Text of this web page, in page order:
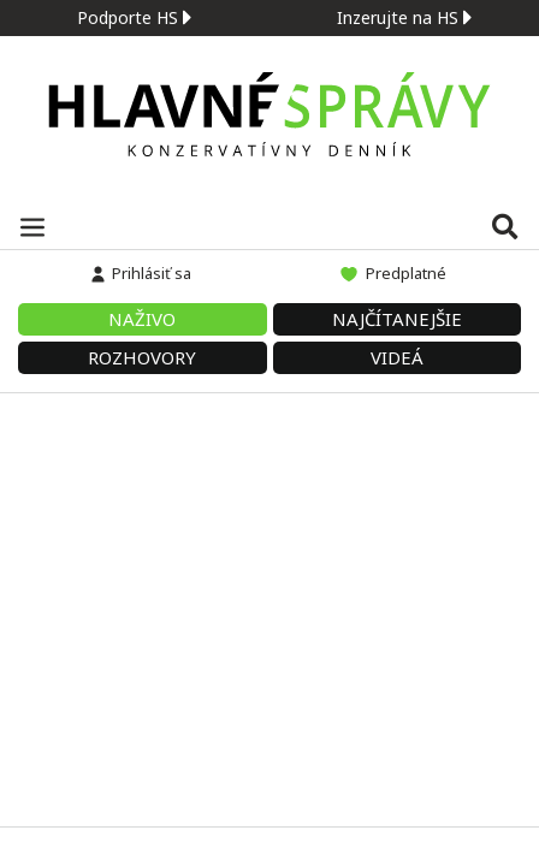
Podporte HS Inzerujte na HS
Prihlásiť sa Predplatné
NAŽIVO
NAJČÍTANEJŠIE
ROZHOVORY
VIDEÁ